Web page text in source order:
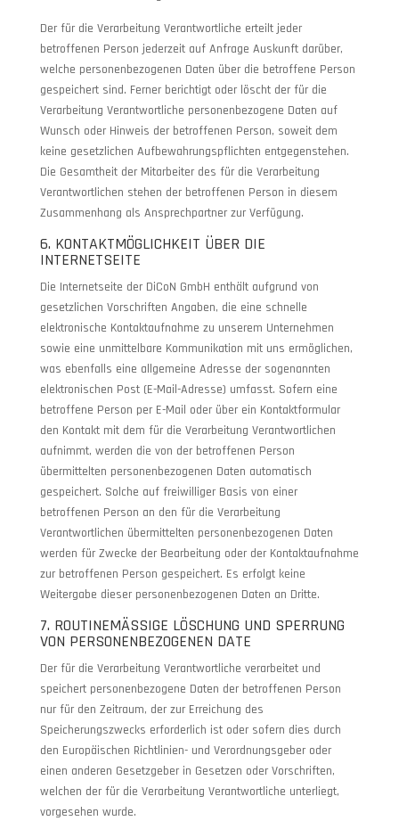
Der für die Verarbeitung Verantwortliche erteilt jeder
betroffenen Person jederzeit auf Anfrage Auskunft darüber,
welche personenbezogenen Daten über die betroffene Person
gespeichert sind. Ferner berichtigt oder löscht der für die
Verarbeitung Verantwortliche personenbezogene Daten auf
Wunsch oder Hinweis der betroffenen Person, soweit dem
keine gesetzlichen Aufbewahrungspflichten entgegenstehen.
Die Gesamtheit der Mitarbeiter des für die Verarbeitung
Verantwortlichen stehen der betroffenen Person in diesem
Zusammenhang als Ansprechpartner zur Verfügung.
6. KONTAKTMÖGLICHKEIT ÜBER DIE
INTERNETSEITE
Die Internetseite der DiCoN GmbH enthält aufgrund von
gesetzlichen Vorschriften Angaben, die eine schnelle
elektronische Kontaktaufnahme zu unserem Unternehmen
sowie eine unmittelbare Kommunikation mit uns ermöglichen,
was ebenfalls eine allgemeine Adresse der sogenannten
elektronischen Post (E-Mail-Adresse) umfasst. Sofern eine
betroffene Person per E-Mail oder über ein Kontaktformular
den Kontakt mit dem für die Verarbeitung Verantwortlichen
aufnimmt, werden die von der betroffenen Person
übermittelten personenbezogenen Daten automatisch
gespeichert. Solche auf freiwilliger Basis von einer
betroffenen Person an den für die Verarbeitung
Verantwortlichen übermittelten personenbezogenen Daten
werden für Zwecke der Bearbeitung oder der Kontaktaufnahme
zur betroffenen Person gespeichert. Es erfolgt keine
Weitergabe dieser personenbezogenen Daten an Dritte.
7. ROUTINEMÄSSIGE LÖSCHUNG UND SPERRUNG
VON PERSONENBEZOGENEN DATE
Der für die Verarbeitung Verantwortliche verarbeitet und
speichert personenbezogene Daten der betroffenen Person
nur für den Zeitraum, der zur Erreichung des
Speicherungszwecks erforderlich ist oder sofern dies durch
den Europäischen Richtlinien- und Verordnungsgeber oder
einen anderen Gesetzgeber in Gesetzen oder Vorschriften,
welchen der für die Verarbeitung Verantwortliche unterliegt,
vorgesehen wurde.